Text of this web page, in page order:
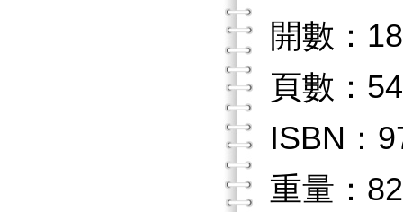
開數：18
頁數：
ISBN：
重量：